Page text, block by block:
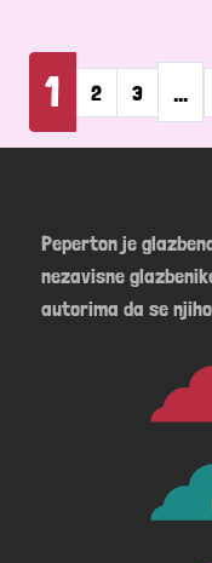
Pagination
1 2 3 …
Peperton je
nezavisne
autorima da se